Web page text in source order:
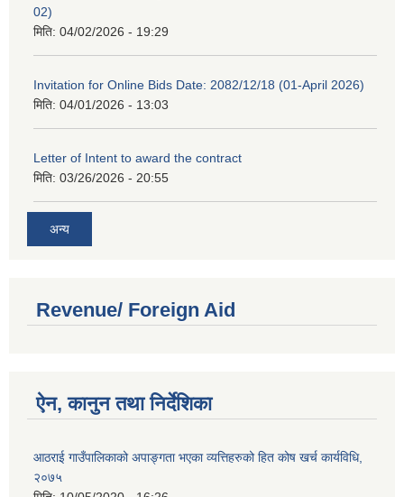
02)
मिति: 04/02/2026 - 19:29
Invitation for Online Bids Date: 2082/12/18 (01-April 2026)
मिति: 04/01/2026 - 13:03
Letter of Intent to award the contract
मिति: 03/26/2026 - 20:55
अन्य
Revenue/ Foreign Aid
ऐन, कानुन तथा निर्देशिका
आठराई गाउँपालिकाको अपाङ्गता भएका व्यत्तिहरुको हित कोष खर्च कार्यविधि,
२०७५